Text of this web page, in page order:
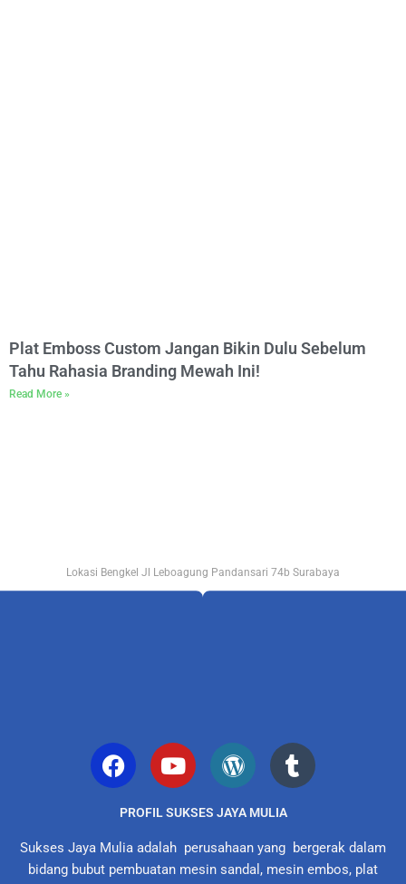
Plat Emboss Custom Jangan Bikin Dulu Sebelum
Tahu Rahasia Branding Mewah Ini!
Read More »
Lokasi Bengkel Jl Leboagung Pandansari 74b Surabaya
PROFIL SUKSES JAYA MULIA
Sukses Jaya Mulia adalah perusahaan yang bergerak dalam
bidang bubut pembuatan mesin sandal, mesin embos, plat